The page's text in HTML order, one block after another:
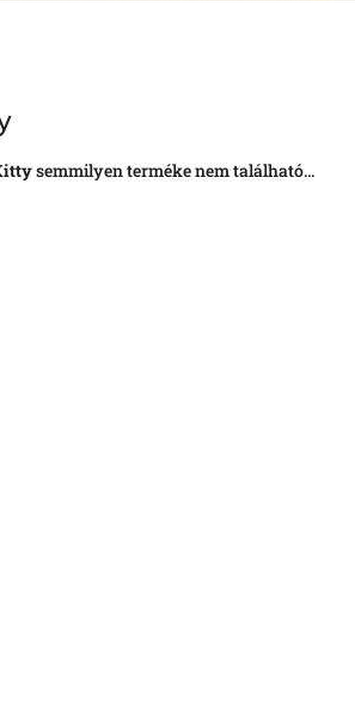
semmilyen terméke nem található...